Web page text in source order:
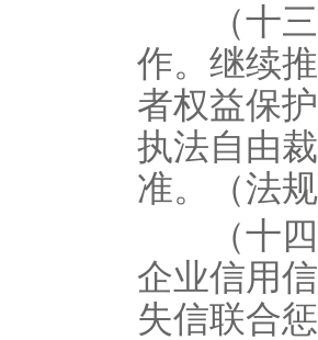
（十三
作。继续
者权益保
执法自由
准。（法
（十四
企业信用
失信联合